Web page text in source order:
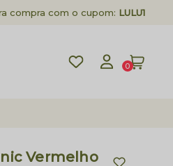
compra com o cupom: LULU10
0
Vermelho